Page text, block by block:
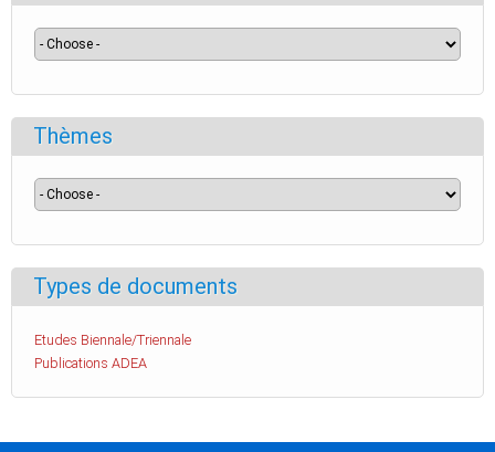
Thèmes
Types de documents
Etudes Biennale/Triennale
Publications ADEA